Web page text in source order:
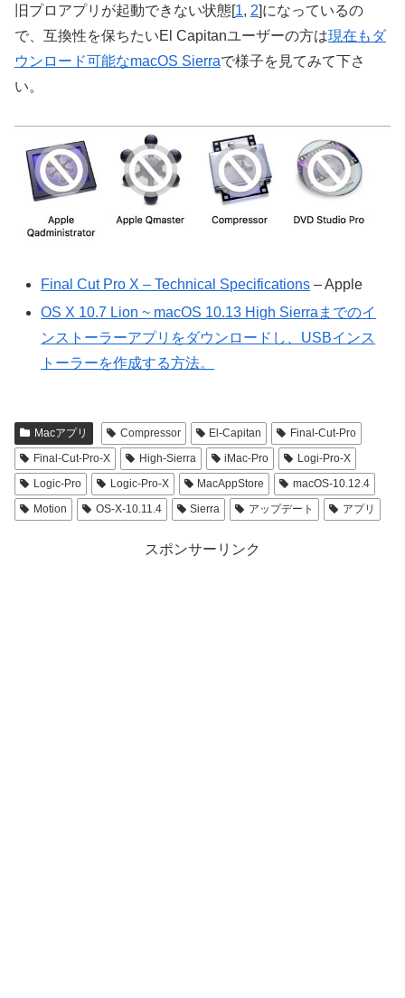
旧プロアプリが起動できない状態[1, 2]になっているの
で、互換性を保ちたいEl Capitanユーザーの方は現在もダ
ウンロード可能なmacOS Sierraで様子を見てみて下さ
い。
Final Cut Pro X – Technical Specifications – Apple
OS X 10.7 Lion ~ macOS 10.13 High Sierraまでのイ
ンストーラーアプリをダウンロードし、USBインス
トーラーを作成する方法。
Macアプリ Compressor El-Capitan
Final-Cut-Pro
Final-Cut-Pro-X
High-Sierra iMac-Pro
Logi-Pro-X
Logic-Pro
Logic-Pro-X MacAppStore
macOS-10.12.4
Motion
OS-X-10.11.4 Sierra アップデート アプリ
スポンサーリンク